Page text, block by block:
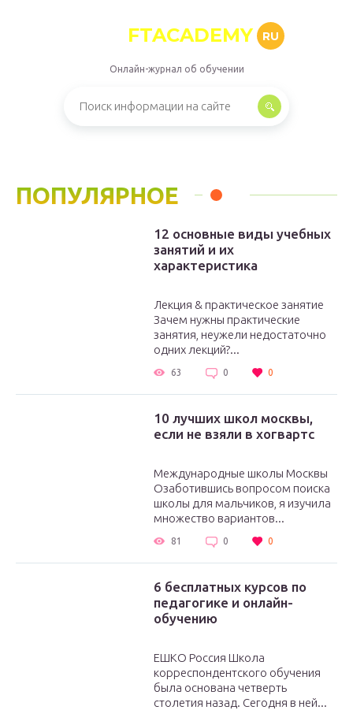
FTACADEMY RU
Онлайн-журнал об обучении
ПОПУЛЯРНОЕ
12 основные виды учебных
занятий и их
характеристика
Лекция & практическое занятие
Зачем нужны практические
занятия, неужели недостаточно
одних лекций?...
63 0 0
10 лучших школ москвы,
если не взяли в хогвартс
Международные школы Москвы
Озаботившись вопросом поиска
школы для мальчиков, я изучила
множество вариантов...
81 0 0
6 бесплатных курсов по
педагогике и онлайн-
обучению
ЕШКО Россия Школа
корреспондентского обучения
была основана четверть
столетия назад. Сегодня в ней...